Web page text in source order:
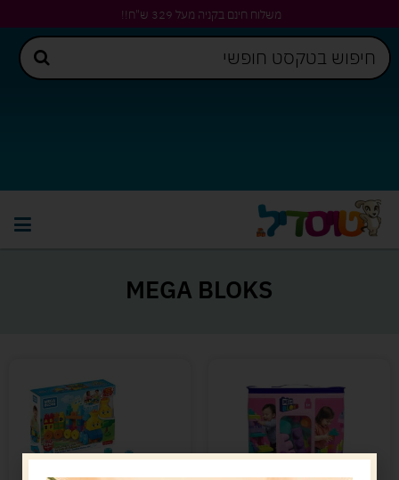
משלוח חינם בקניה מעל 329 ש"ח!!
MEGA BLOKS